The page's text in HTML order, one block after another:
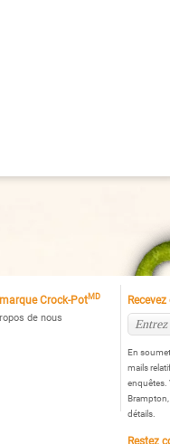
Crock-PotMD
de nous
En
mails
enquêtes.
Brampton,
détails.
Restez